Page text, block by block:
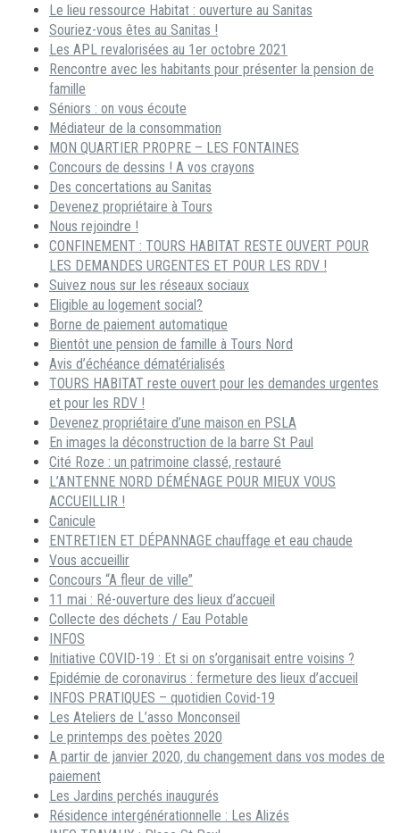
Le lieu ressource Habitat : ouverture au Sanitas
Souriez-vous êtes au Sanitas !
Les APL revalorisées au 1er octobre 2021
Rencontre avec les habitants pour présenter la pension de
famille
Séniors : on vous écoute
Médiateur de la consommation
MON QUARTIER PROPRE – LES FONTAINES
Concours de dessins ! A vos crayons
Des concertations au Sanitas
Devenez propriétaire à Tours
Nous rejoindre !
CONFINEMENT : TOURS HABITAT RESTE OUVERT POUR
LES DEMANDES URGENTES ET POUR LES RDV !
Suivez nous sur les réseaux sociaux
Eligible au logement social?
Borne de paiement automatique
Bientôt une pension de famille à Tours Nord
Avis d’échéance dématérialisés
TOURS HABITAT reste ouvert pour les demandes urgentes
et pour les RDV !
Devenez propriétaire d’une maison en PSLA
En images la déconstruction de la barre St Paul
Cité Roze : un patrimoine classé, restauré
L’ANTENNE NORD DÉMÉNAGE POUR MIEUX VOUS
ACCUEILLIR !
Canicule
ENTRETIEN ET DÉPANNAGE chauffage et eau chaude
Vous accueillir
Concours “A fleur de ville”
11 mai : Ré-ouverture des lieux d’accueil
Collecte des déchets / Eau Potable
INFOS
Initiative COVID-19 : Et si on s’organisait entre voisins ?
Epidémie de coronavirus : fermeture des lieux d’accueil
INFOS PRATIQUES – quotidien Covid-19
Les Ateliers de L’asso Monconseil
Le printemps des poètes 2020
A partir de janvier 2020, du changement dans vos modes de
paiement
Les Jardins perchés inaugurés
Résidence intergénérationnelle : Les Alizés